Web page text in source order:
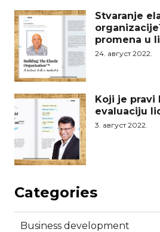
Stvaranje
promena u
24. август 2022.
Koji je pravi
evaluaciju
3. август 2022.
Categories
Business development